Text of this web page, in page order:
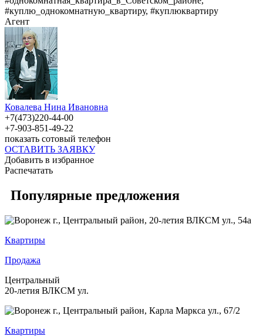
#куплю_однокомнатную_квартиру, #куплюквартиру
Агент
Ковалева Нина Ивановна
+7(473)220-44-00
+7-903-851-49-22
показать сотовый телефон
ОСТАВИТЬ ЗАЯВКУ
Добавить в избранное
Распечатать
Популярные предложения
Квартиры
Продажа
Центральный
20-летия ВЛКСМ ул.
Квартиры